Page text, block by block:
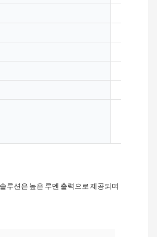
루션은 높은 루멘 출력으로 제공되며